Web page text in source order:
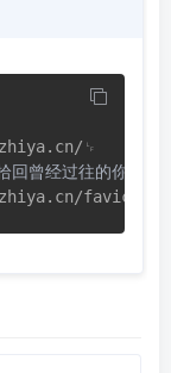
回曾经过往的你,愿